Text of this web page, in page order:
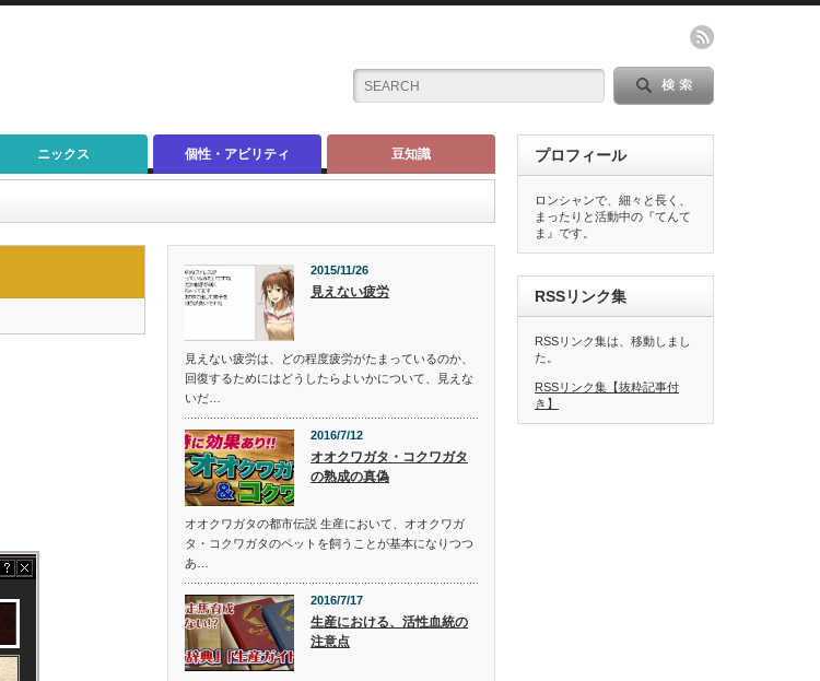
ニックス 個性・アビリティ 豆知識
2015/11/26
見えない疲労
見えない疲労は、どの程度疲労がたまっているのか、
回復するためにはどうしたらよいかについて、見えな
いだ…
2016/7/12
オオクワガタ・コクワガタ
の熟成の真偽
オオクワガタの都市伝説 生産において、オオクワガ
タ・コクワガタのペットを飼うことが基本になりつつ
あ…
2016/7/17
生産における、活性血統の
注意点
プロフィール
ロンシャンで、細々と長く、
まったりと活動中の『てんて
ま』です。
RSSリンク集
RSSリンク集は、移動しまし
た。
RSSリンク集【抜粋記事付
き】